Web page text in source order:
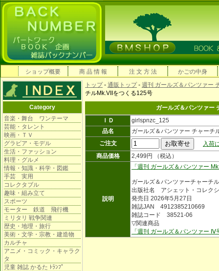
ショップ概要 商 品 情 報 注 文 方 法 かごの中身
Category
音楽・舞台 ワンテーマ
芸能・タレント
映画・ＴＶ
グラビア・モデル
生活・ファッション
料理・グルメ
情報・知識・科学・図鑑
手芸 実用
コレクタブル
趣味・組み立て
スポーツ
モーター 鉄道 飛行機
ミリタリ 戦争関連
歴史・地理・旅行
美術・文学・宗教・建造物
カルチャ
アニメ・コミック・キャラク
タ
児童 雑誌 かるた ﾄﾗﾝﾌﾟ
トップ- 通販トップ- 週刊 ガールズ＆パンツァー
チルMk.VIIをつくる125号
ガールズ＆パンツァー
ＩＤ
girlspnzc_125
品名
ガールズ＆パンツァー チャーチ
ご注文
入荷
商品価格
2,499円 （税込）
説明
「週刊 ガールズ＆パンツァー
ガールズ＆パンツァーチャーチ
出版社名 アシェット・コレク
発売日 2026年5月27日
雑誌JAN 4912385210669
雑誌コード 38521-06
▽関連商品
「週刊 ガールズ＆パンツァー